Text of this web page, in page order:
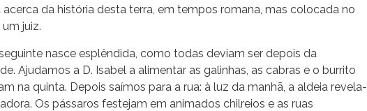
acerca da história desta terra, em tempos romana, mas colocada no
juiz.
nasce esplêndida, como todas deviam ser depois da
Ajudamos a D. Isabel a alimentar as galinhas, as cabras e o burrito
na quinta. Depois saímos para a rua: à luz da manhã, a aldeia revela-
Os pássaros festejam em animados chilreios e as ruas